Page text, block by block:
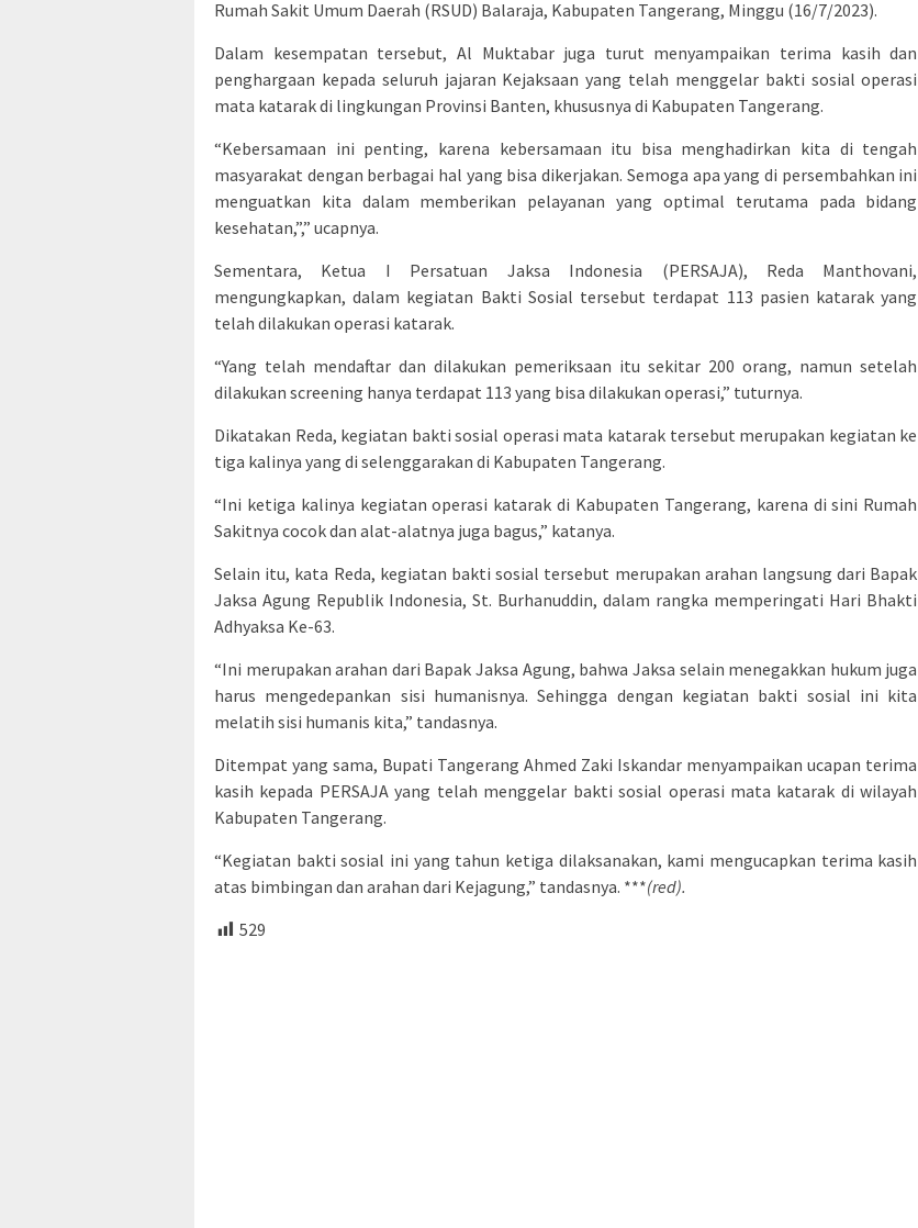
Rumah Sakit Umum Daerah (RSUD) Balaraja, Kabupaten Tangerang, Minggu (16/7/2023).
Dalam kesempatan tersebut, Al Muktabar juga turut menyampaikan terima kasih dan
penghargaan kepada seluruh jajaran Kejaksaan yang telah menggelar bakti sosial operasi
mata katarak di lingkungan Provinsi Banten, khususnya di Kabupaten Tangerang.
“Kebersamaan ini penting, karena kebersamaan itu bisa menghadirkan kita di tengah
masyarakat dengan berbagai hal yang bisa dikerjakan. Semoga apa yang di persembahkan ini
menguatkan kita dalam memberikan pelayanan yang optimal terutama pada bidang
kesehatan,”,” ucapnya.
Sementara, Ketua I Persatuan Jaksa Indonesia (PERSAJA), Reda Manthovani,
mengungkapkan, dalam kegiatan Bakti Sosial tersebut terdapat 113 pasien katarak yang
telah dilakukan operasi katarak.
“Yang telah mendaftar dan dilakukan pemeriksaan itu sekitar 200 orang, namun setelah
dilakukan screening hanya terdapat 113 yang bisa dilakukan operasi,” tuturnya.
Dikatakan Reda, kegiatan bakti sosial operasi mata katarak tersebut merupakan kegiatan ke
tiga kalinya yang di selenggarakan di Kabupaten Tangerang.
“Ini ketiga kalinya kegiatan operasi katarak di Kabupaten Tangerang, karena di sini Rumah
Sakitnya cocok dan alat-alatnya juga bagus,” katanya.
Selain itu, kata Reda, kegiatan bakti sosial tersebut merupakan arahan langsung dari Bapak
Jaksa Agung Republik Indonesia, St. Burhanuddin, dalam rangka memperingati Hari Bhakti
Adhyaksa Ke-63.
“Ini merupakan arahan dari Bapak Jaksa Agung, bahwa Jaksa selain menegakkan hukum juga
harus mengedepankan sisi humanisnya. Sehingga dengan kegiatan bakti sosial ini kita
melatih sisi humanis kita,” tandasnya.
Ditempat yang sama, Bupati Tangerang Ahmed Zaki Iskandar menyampaikan ucapan terima
kasih kepada PERSAJA yang telah menggelar bakti sosial operasi mata katarak di wilayah
Kabupaten Tangerang.
“Kegiatan bakti sosial ini yang tahun ketiga dilaksanakan, kami mengucapkan terima kasih
atas bimbingan dan arahan dari Kejagung,” tandasnya. ***(red).
529